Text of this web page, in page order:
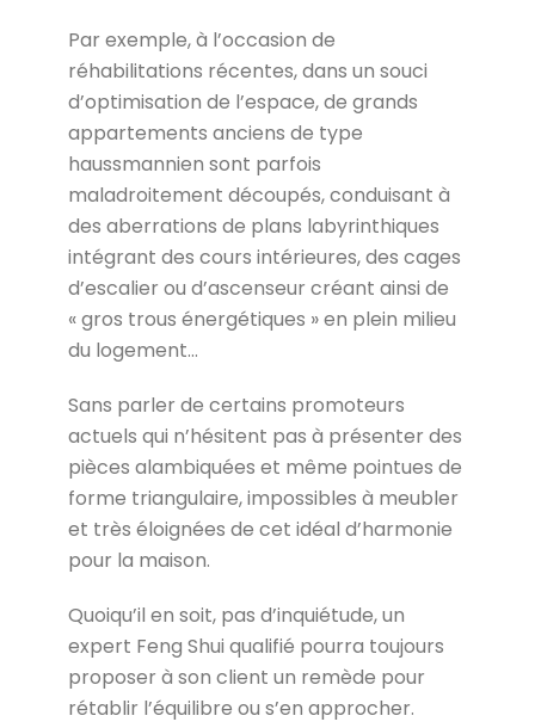
Par exemple, à l’occasion de
réhabilitations récentes, dans un souci
d’optimisation de l’espace, de grands
appartements anciens de type
haussmannien sont parfois
maladroitement découpés, conduisant à
des aberrations de plans labyrinthiques
intégrant des cours intérieures, des cages
d’escalier ou d’ascenseur créant ainsi de
« gros trous énergétiques » en plein milieu
du logement…
Sans parler de certains promoteurs
actuels qui n’hésitent pas à présenter des
pièces alambiquées et même pointues de
forme triangulaire, impossibles à meubler
et très éloignées de cet idéal d’harmonie
pour la maison.
Quoiqu’il en soit, pas d’inquiétude, un
expert Feng Shui qualifié pourra toujours
proposer à son client un remède pour
rétablir l’équilibre ou s’en approcher.